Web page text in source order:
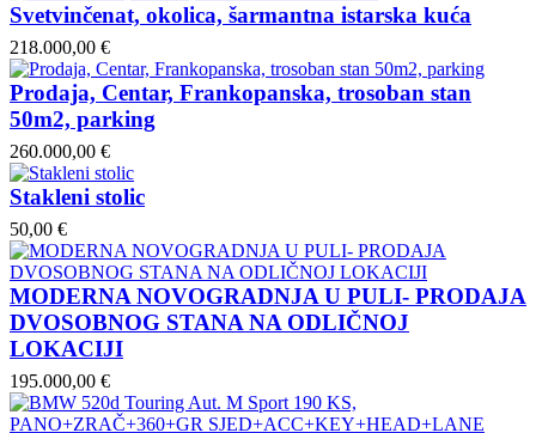
Svetvinčenat, okolica, šarmantna istarska kuća
218.000,00 €
Prodaja, Centar, Frankopanska, trosoban stan
50m2, parking
260.000,00 €
Stakleni stolic
50,00 €
MODERNA NOVOGRADNJA U PULI- PRODAJA
DVOSOBNOG STANA NA ODLIČNOJ
LOKACIJI
195.000,00 €